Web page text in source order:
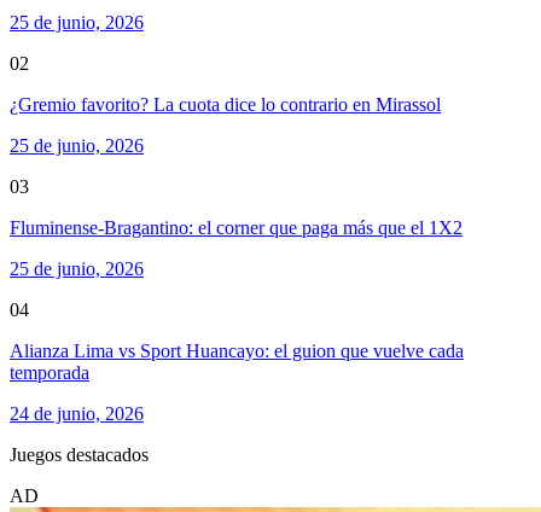
25 de junio, 2026
02
¿Gremio favorito? La cuota dice lo contrario en Mirassol
25 de junio, 2026
03
Fluminense-Bragantino: el corner que paga más que el 1X2
25 de junio, 2026
04
Alianza Lima vs Sport Huancayo: el guion que vuelve cada
temporada
24 de junio, 2026
Juegos destacados
AD